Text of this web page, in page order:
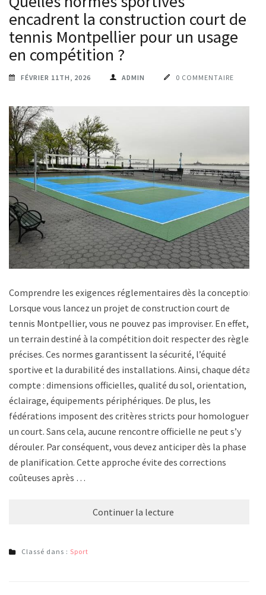
encadrent la construction court de
tennis Montpellier pour un usage
en compétition ?
FÉVRIER 11TH, 2026 ADMIN 0 COMMENTAIRE
Comprendre les exigences réglementaires dès la conception
Lorsque vous lancez un projet de construction court de
tennis Montpellier, vous ne pouvez pas improviser. En effet,
un terrain destiné à la compétition doit respecter des règles
précises. Ces normes garantissent la sécurité, l’équité
sportive et la durabilité des installations. Ainsi, chaque détail
compte : dimensions officielles, qualité du sol, orientation,
éclairage, équipements périphériques. De plus, les
fédérations imposent des critères stricts pour homologuer
un court. Sans cela, aucune rencontre officielle ne peut s’y
dérouler. Par conséquent, vous devez anticiper dès la phase
de planification. Cette approche évite des corrections
coûteuses après …
Continuer la lecture
Classé dans : Sport